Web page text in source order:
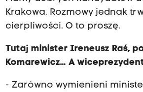
Krakowa. Rozmowy jednak
cierpliwości. O to proszę.
Tutaj minister Ireneusz Raś,
Komarewicz… A
- Zarówno wymienieni